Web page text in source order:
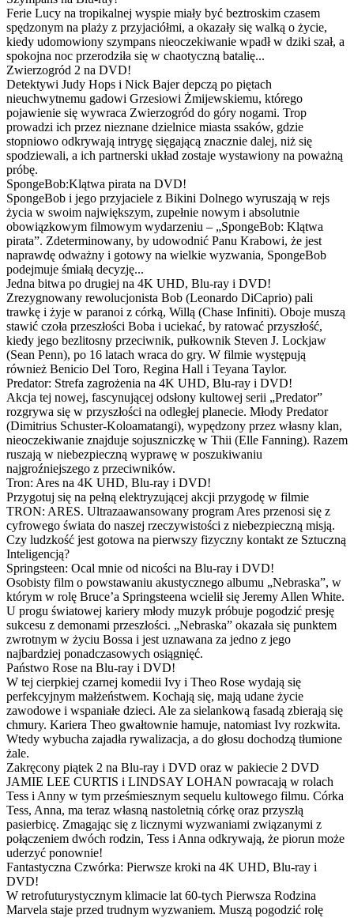
Ferie Lucy na tropikalnej wyspie miały być beztroskim czasem
spędzonym na plaży z przyjaciółmi, a okazały się walką o życie,
kiedy udomowiony szympans nieoczekiwanie wpadł w dziki szał, a
spokojna noc przerodziła się w chaotyczną batalię...
Zwierzogród 2 na DVD!
Detektywi Judy Hops i Nick Bajer depczą po piętach
nieuchwytnemu gadowi Grzesiowi Żmijewskiemu, którego
pojawienie się wywraca Zwierzogród do góry nogami. Trop
prowadzi ich przez nieznane dzielnice miasta ssaków, gdzie
stopniowo odkrywają intrygę sięgającą znacznie dalej, niż się
spodziewali, a ich partnerski układ zostaje wystawiony na poważną
próbę.
SpongeBob:Klątwa pirata na DVD!
SpongeBob i jego przyjaciele z Bikini Dolnego wyruszają w rejs
życia w swoim największym, zupełnie nowym i absolutnie
obowiązkowym filmowym wydarzeniu – „SpongeBob: Klątwa
pirata”. Zdeterminowany, by udowodnić Panu Krabowi, że jest
naprawdę odważny i gotowy na wielkie wyzwania, SpongeBob
podejmuje śmiałą decyzję...
Jedna bitwa po drugiej na 4K UHD, Blu-ray i DVD!
Zrezygnowany rewolucjonista Bob (Leonardo DiCaprio) pali
trawkę i żyje w paranoi z córką, Willą (Chase Infiniti). Oboje muszą
stawić czoła przeszłości Boba i uciekać, by ratować przyszłość,
kiedy jego bezlitosny przeciwnik, pułkownik Steven J. Lockjaw
(Sean Penn), po 16 latach wraca do gry. W filmie występują
również Benicio Del Toro, Regina Hall i Teyana Taylor.
Predator: Strefa zagrożenia na 4K UHD, Blu-ray i DVD!
Akcja tej nowej, fascynującej odsłony kultowej serii „Predator”
rozgrywa się w przyszłości na odległej planecie. Młody Predator
(Dimitrius Schuster-Koloamatangi), wypędzony przez własny klan,
nieoczekiwanie znajduje sojuszniczkę w Thii (Elle Fanning). Razem
ruszają w niebezpieczną wyprawę w poszukiwaniu
najgroźniejszego z przeciwników.
Tron: Ares na 4K UHD, Blu-ray i DVD!
Przygotuj się na pełną elektryzującej akcji przygodę w filmie
TRON: ARES. Ultrazaawansowany program Ares przenosi się z
cyfrowego świata do naszej rzeczywistości z niebezpieczną misją.
Czy ludzkość jest gotowa na pierwszy fizyczny kontakt ze Sztuczną
Inteligencją?
Springsteen: Ocal mnie od nicości na Blu-ray i DVD!
Osobisty film o powstawaniu akustycznego albumu „Nebraska”, w
którym w rolę Bruce’a Springsteena wcielił się Jeremy Allen White.
U progu światowej kariery młody muzyk próbuje pogodzić presję
sukcesu z demonami przeszłości. „Nebraska” okazała się punktem
zwrotnym w życiu Bossa i jest uznawana za jedno z jego
najbardziej ponadczasowych osiągnięć.
Państwo Rose na Blu-ray i DVD!
W tej cierpkiej czarnej komedii Ivy i Theo Rose wydają się
perfekcyjnym małżeństwem. Kochają się, mają udane życie
zawodowe i wspaniałe dzieci. Ale za sielankową fasadą zbierają się
chmury. Kariera Theo gwałtownie hamuje, natomiast Ivy rozkwita.
Wtedy wybucha zajadła rywalizacja, a do głosu dochodzą tłumione
żale.
Zakręcony piątek 2 na Blu-ray i DVD oraz w pakiecie 2 DVD
JAMIE LEE CURTIS i LINDSAY LOHAN powracają w rolach
Tess i Anny w tym prześmiesznym sequelu kultowego filmu. Córka
Tess, Anna, ma teraz własną nastoletnią córkę oraz przyszłą
pasierbicę. Zmagając się z licznymi wyzwaniami związanymi z
połączeniem dwóch rodzin, Tess i Anna odkrywają, że piorun może
uderzyć ponownie!
Fantastyczna Czwórka: Pierwsze kroki na 4K UHD, Blu-ray i
DVD!
W retrofuturystycznym klimacie lat 60-tych Pierwsza Rodzina
Marvela staje przed trudnym wyzwaniem. Muszą pogodzić rolę